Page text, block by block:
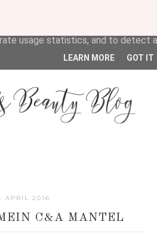
APRIL 2016
C&A MANTEL
Google to deliver its services
usage statistics, and to detect
LEARN MORE GOT IT